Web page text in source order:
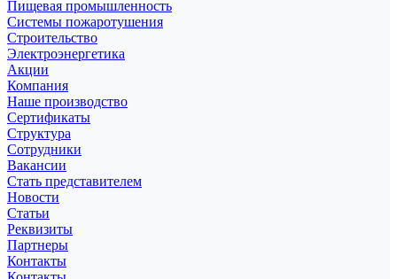
Пищевая промышленность
Системы пожаротушения
Строительство
Электроэнергетика
Акции
Компания
Наше производство
Сертификаты
Структура
Сотрудники
Вакансии
Стать представителем
Новости
Статьи
Реквизиты
Партнеры
Контакты